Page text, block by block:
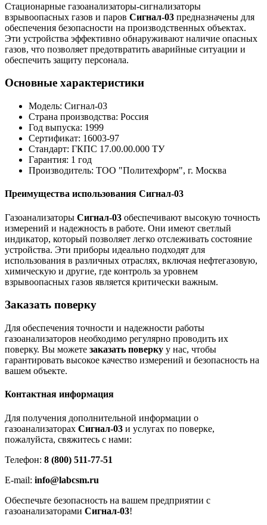
Стационарные газоанализаторы-сигнализаторы
взрывоопасных газов и паров Сигнал-03 предназначены для
обеспечения безопасности на производственных объектах.
Эти устройства эффективно обнаруживают наличие опасных
газов, что позволяет предотвратить аварийные ситуации и
обеспечить защиту персонала.
Основные характеристики
Модель: Сигнал-03
Страна производства: Россия
Год выпуска: 1999
Сертификат: 16003-97
Стандарт: ГКПС 17.00.00.000 ТУ
Гарантия: 1 год
Производитель: ТОО "Политехформ", г. Москва
Преимущества использования Сигнал-03
Газоанализаторы Сигнал-03 обеспечивают высокую точность
измерений и надежность в работе. Они имеют светлый
индикатор, который позволяет легко отслеживать состояние
устройства. Эти приборы идеально подходят для
использования в различных отраслях, включая нефтегазовую,
химическую и другие, где контроль за уровнем
взрывоопасных газов является критически важным.
Заказать поверку
Для обеспечения точности и надежности работы
газоанализаторов необходимо регулярно проводить их
поверку. Вы можете заказать поверку у нас, чтобы
гарантировать высокое качество измерений и безопасность на
вашем объекте.
Контактная информация
Для получения дополнительной информации о
газоанализаторах Сигнал-03 и услугах по поверке,
пожалуйста, свяжитесь с нами:
Телефон: 8 (800) 511-77-51
E-mail: info@labcsm.ru
Обеспечьте безопасность на вашем предприятии с
газоанализаторами Сигнал-03!